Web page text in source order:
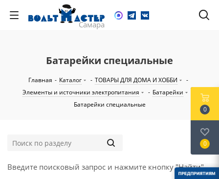
Батарейки специальные
Главная - Каталог - ТОВАРЫ ДЛЯ ДОМА И ХОББИ
-
Элементы и источники электропитания
- Батарейки
Батарейки специальные
Введите поисковый запрос и нажмите кнопку "Найти".
0
0